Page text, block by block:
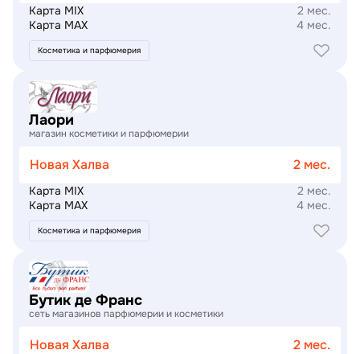
Карта MIX
2 мес.
Карта MAX
4 мес.
Косметика и парфюмерия
Подробнее
Лаори
магазин косметики и парфюмерии
Карта MIX
2 мес.
Карта MAX
4 мес.
Новая Халва 2 мес.
Косметика и парфюмерия
Подробнее
Бутик де Франс
сеть магазинов парфюмерии и косметики
Новая Халва 2 мес.